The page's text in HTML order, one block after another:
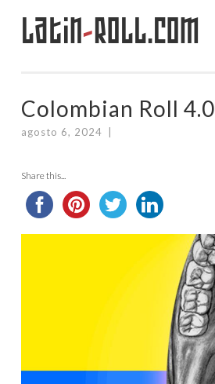
Saltar
Latin-Roll.com
Colombian Roll 4.0
agosto 6, 2024
Share this...